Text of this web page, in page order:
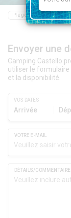
Plage Restaurant
Envoyer une
Camping Castello
utiliser le formulaire
et la disponibilité.
VOS DATES
Arrivée